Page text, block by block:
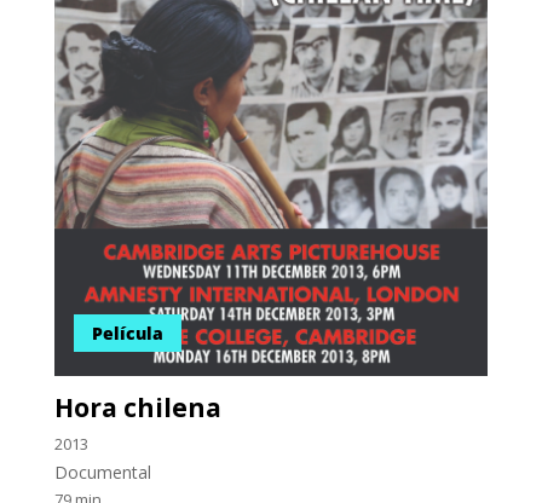
Película
Hora chilena
2013
Documental